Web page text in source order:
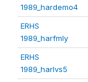
1989_hardemo4
ERHS
1989_harfmly
ERHS
1989_harlvs5